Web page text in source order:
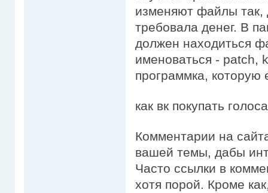
изменяют файлы так,
требовала денег. В
должен находиться
именоваться - patch,
программка,
как вк покупать голоса
Комментарии на
вашей темы, дабы
Часто ссылки в
хотя порой. Кроме